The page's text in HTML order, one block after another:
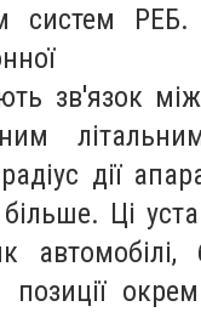
систем РЕБ.
зв'язок
дії
Ці
автомобілі,